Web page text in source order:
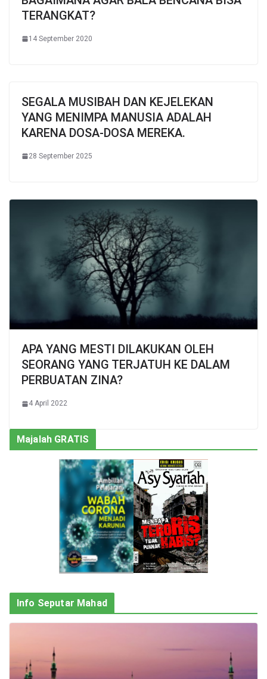
TERANGKAT?
14 September 2020
SEGALA MUSIBAH DAN KEJELEKAN
YANG MENIMPA MANUSIA ADALAH
KARENA DOSA-DOSA MEREKA.
28 September 2025
APA YANG MESTI DILAKUKAN OLEH
SEORANG YANG TERJATUH KE DALAM
PERBUATAN ZINA?
4 April 2022
Majalah GRATIS
Info Seputar Mahad